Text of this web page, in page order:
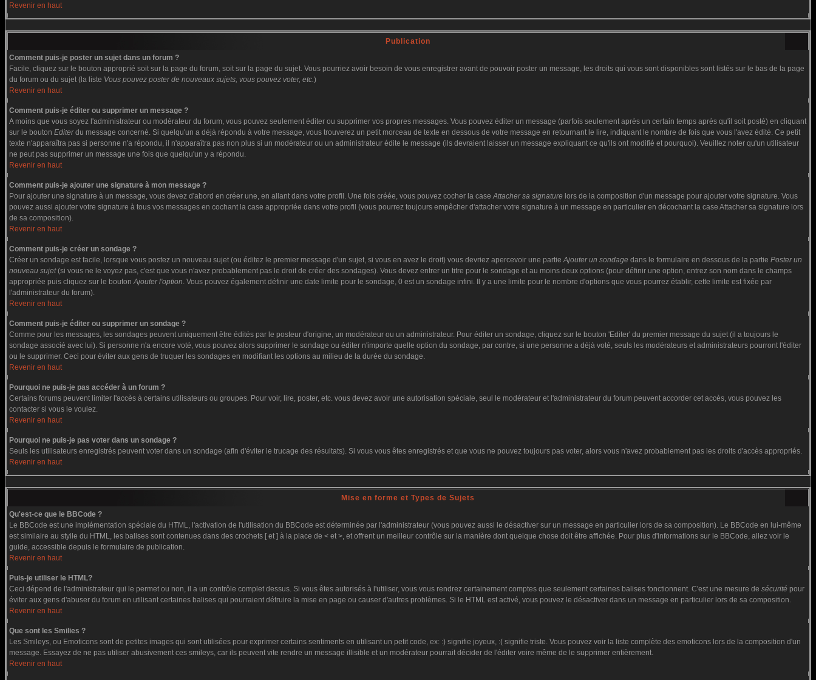
Revenir en haut
Publication
Comment puis-je poster un sujet dans un forum ?
Facile, cliquez sur le bouton approprié soit sur la page du forum, soit sur la page du sujet. Vous pourriez avoir besoin de vous enregistrer avant de pouvoir poster un message, les droits qui vous sont disponibles sont listés sur le bas de la page
du forum ou du sujet (la liste Vous pouvez poster de nouveaux sujets, vous pouvez voter, etc.)
Revenir en haut
Comment puis-je éditer ou supprimer un message ?
A moins que vous soyez l'administrateur ou modérateur du forum, vous pouvez seulement éditer ou supprimer vos propres messages. Vous pouvez éditer un message (parfois seulement après un certain temps après qu'il soit posté) en cliquant
sur le bouton Editerdu message concerné. Si quelqu'un a déjà répondu à votre message, vous trouverez un petit morceau de texte en dessous de votre message en retournant le lire, indiquant le nombre de fois que vous l'avez édité. Ce petit
texte n'apparaîtra pas si personne n'a répondu, il n'apparaîtra pas non plus si un modérateur ou un administrateur édite le message (ils devraient laisser un message expliquant ce qu'ils ont modifié et pourquoi). Veuillez noter qu'un utilisateur
ne peut pas supprimer un message une fois que quelqu'un y a répondu.
Revenir en haut
Comment puis-je ajouter une signature à mon message ?
Pour ajouter une signature à un message, vous devez d'abord en créer une, en allant dans votre profil. Une fois créée, vous pouvez cocher la caseAttacher sa signature lors de la composition d'un message pour ajouter votre signature. Vous
pouvez aussi ajouter votre signature à tous vos messages en cochant la case appropriée dans votre profil (vous pourrez toujours empêcher d'attacher votre signature à un message en particulier en décochant la case Attacher sa signature lors
de sa composition).
Revenir en haut
Comment puis-je créer un sondage ?
Créer un sondage est facile, lorsque vous postez un nouveau sujet (ou éditez le premier message d'un sujet, si vous en avez le droit) vous devriez apercevoir une partieAjouter un sondage dans le formulaire en dessous de la partie Poster un
nouveau sujet(si vous ne le voyez pas, c'est que vous n'avez probablement pas le droit de créer des sondages). Vous devez entrer un titre pour le sondage et au moins deux options (pour définir une option, entrez son nom dans le champs
appropriée puis cliquez sur le boutonAjouter l'option. Vous pouvez également définir une date limite pour le sondage, 0 est un sondage infini. Il y a une limite pour le nombre d'options que vous pourrez établir, cette limite est fixée par
l'administrateur du forum).
Revenir en haut
Comment puis-je éditer ou supprimer un sondage ?
Comme pour les messages, les sondages peuvent uniquement être édités par le posteur d'origine, un modérateur ou un administrateur. Pour éditer un sondage, cliquez sur le bouton 'Editer' du premier message du sujet (il a toujours le
sondage associé avec lui). Si personne n'a encore voté, vous pouvez alors supprimer le sondage ou éditer n'importe quelle option du sondage, par contre, si une personne a déjà voté, seuls les modérateurs et administrateurs pourront l'éditer
ou le supprimer. Ceci pour éviter aux gens de truquer les sondages en modifiant les options au milieu de la durée du sondage.
Revenir en haut
Pourquoi ne puis-je pas accéder à un forum ?
Certains forums peuvent limiter l'accès à certains utilisateurs ou groupes. Pour voir, lire, poster, etc. vous devez avoir une autorisation spéciale, seul le modérateur et l'administrateur du forum peuvent accorder cet accès, vous pouvez les
contacter si vous le voulez.
Revenir en haut
Pourquoi ne puis-je pas voter dans un sondage ?
Seuls les utilisateurs enregistrés peuvent voter dans un sondage (afin d'éviter le trucage des résultats). Si vous vous êtes enregistrés et que vous ne pouvez toujours pas voter, alors vous n'avez probablement pas les droits d'accès appropriés.
Revenir en haut
Mise en forme et Types de Sujets
Qu'est-ce que le BBCode ?
Le BBCode est une implémentation spéciale du HTML, l'activation de l'utilisation du BBCode est déterminée par l'administrateur (vous pouvez aussi le désactiver sur un message en particulier lors de sa composition). Le BBCode en lui-même
est similaire au styile du HTML, les balises sont contenues dans des crochets [ et ] à la place de < et >, et offrent un meilleur contrôle sur la manière dont quelque chose doit être affichée. Pour plus d'informations sur le BBCode, allez voir le
guide, accessible depuis le formulaire de publication.
Revenir en haut
Puis-je utiliser le HTML?
Ceci dépend de l'administrateur qui le permet ou non, il a un contrôle complet dessus. Si vous êtes autorisés à l'utiliser, vous vous rendrez certainement comptes que seulement certaines balises fonctionnent. C'est une mesure de sécurité pour
éviter aux gens d'abuser du forum en utilisant certaines balises qui pourraient détruire la mise en page ou causer d'autres problèmes. Si le HTML est activé, vous pouvez le désactiver dans un message en particulier lors de sa composition.
Revenir en haut
Que sont les Smilies ?
Les Smileys, ou Emoticons sont de petites images qui sont utilisées pour exprimer certains sentiments en utilisant un petit code, ex: :) signifie joyeux, :( signifie triste. Vous pouvez voir la liste complète des emoticons lors de la composition d'un
message. Essayez de ne pas utiliser abusivement ces smileys, car ils peuvent vite rendre un message illisible et un modérateur pourrait décider de l'éditer voire même de le supprimer entièrement.
Revenir en haut